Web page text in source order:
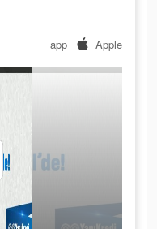
app Apple